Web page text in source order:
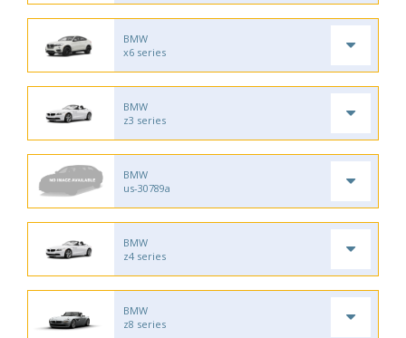
BMW
x6 series
BMW
z3 series
BMW
us-30789a
BMW
z4 series
BMW
z8 series